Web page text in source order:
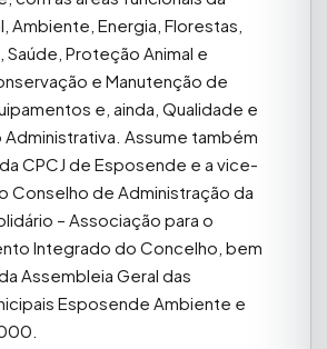
Ambiente, Energia, Florestas,
Saúde, Proteção Animal e
e Manutenção de
e, ainda, Qualidade e
Assume também
CPCJ de Esposende e a vice-
Conselho de Administração da
– Associação para o
Integrado do Concelho, bem
Assembleia Geral das
Esposende Ambiente e